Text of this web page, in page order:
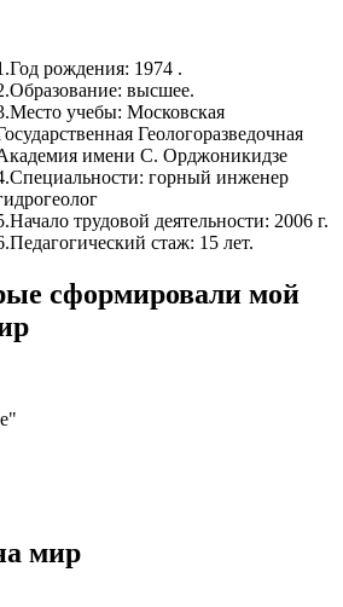
рождения: 1974 .
высшее.
учебы: Московская
Геологоразведочная
имени С. Орджоникидзе
горный инженер
трудовой деятельности: 2006 г.
стаж: 15 лет.
сформировали мой
мир